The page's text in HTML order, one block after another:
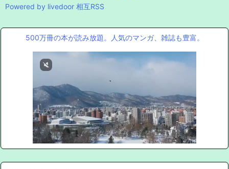
Powered by livedoor 相互RSS
500万冊の本が読み放題。人気のマンガ、雑誌も豊富。